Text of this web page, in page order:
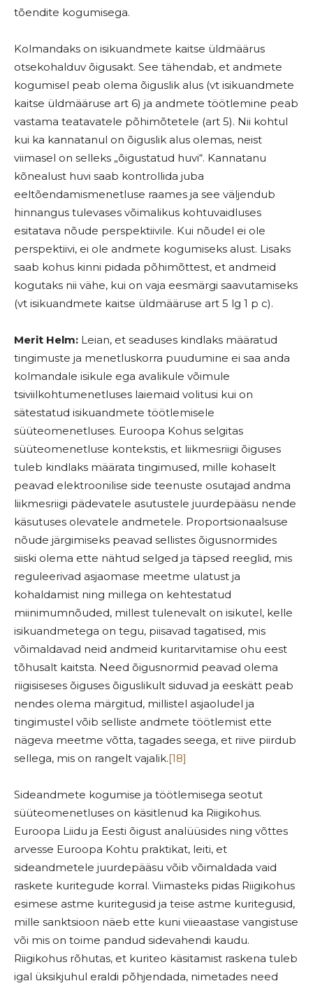
tõendite kogumisega.
Kolmandaks on isikuandmete kaitse üldmäärus
otsekohalduv õigusakt. See tähendab, et andmete
kogumisel peab olema õiguslik alus (vt isikuandmete
kaitse üldmääruse art 6) ja andmete töötlemine peab
vastama teatavatele põhimõtetele (art 5). Nii kohtul
kui ka kannatanul on õiguslik alus olemas, neist
viimasel on selleks „õigustatud huvi“. Kannatanu
kõnealust huvi saab kontrollida juba
eeltõendamismenetluse raames ja see väljendub
hinnangus tulevases võimalikus kohtuvaidluses
esitatava nõude perspektiivile. Kui nõudel ei ole
perspektiivi, ei ole andmete kogumiseks alust. Lisaks
saab kohus kinni pidada põhimõttest, et andmeid
kogutaks nii vähe, kui on vaja eesmärgi saavutamiseks
(vt isikuandmete kaitse üldmääruse art 5 lg 1 p c).
Merit Helm: Leian, et seaduses kindlaks määratud
tingimuste ja menetluskorra puudumine ei saa anda
kolmandale isikule ega avalikule võimule
tsiviilkohtumenetluses laiemaid volitusi kui on
sätestatud isikuandmete töötlemisele
süüteomenetluses. Euroopa Kohus selgitas
süüteomenetluse kontekstis, et liikmesriigi õiguses
tuleb kindlaks määrata tingimused, mille kohaselt
peavad elektroonilise side teenuste osutajad andma
liikmesriigi pädevatele asutustele juurdepääsu nende
käsutuses olevatele andmetele. Proportsionaalsuse
nõude järgimiseks peavad sellistes õigusnormides
siiski olema ette nähtud selged ja täpsed reeglid, mis
reguleerivad asjaomase meetme ulatust ja
kohaldamist ning millega on kehtestatud
miinimumnõuded, millest tulenevalt on isikutel, kelle
isikuandmetega on tegu, piisavad tagatised, mis
võimaldavad neid andmeid kuritarvitamise ohu eest
tõhusalt kaitsta. Need õigusnormid peavad olema
riigisiseses õiguses õiguslikult siduvad ja eeskätt peab
nendes olema märgitud, millistel asjaoludel ja
tingimustel võib selliste andmete töötlemist ette
nägeva meetme võtta, tagades seega, et riive piirdub
sellega, mis on rangelt vajalik.[18]
Sideandmete kogumise ja töötlemisega seotut
süüteomenetluses on käsitlenud ka Riigikohus.
Euroopa Liidu ja Eesti õigust analüüsides ning võttes
arvesse Euroopa Kohtu praktikat, leiti, et
sideandmetele juurdepääsu võib võimaldada vaid
raskete kuritegude korral. Viimasteks pidas Riigikohus
esimese astme kuritegusid ja teise astme kuritegusid,
mille sanktsioon näeb ette kuni viieaastase vangistuse
või mis on toime pandud sidevahendi kaudu.
Riigikohus rõhutas, et kuriteo käsitamist raskena tuleb
igal üksikjuhul eraldi põhjendada, nimetades need